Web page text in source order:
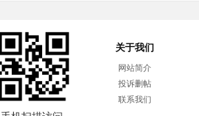
关于我们
网站简介
投诉删帖
联系我们